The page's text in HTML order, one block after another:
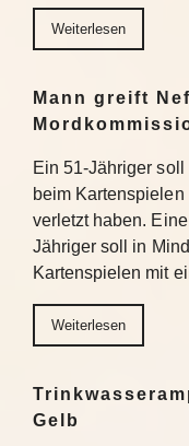
Weiterlesen
Mann greift
Ein 51-Jähriger
beim
verletzt haben.
Jähriger soll in
Kartenspielen mit
Weiterlesen
Gelb